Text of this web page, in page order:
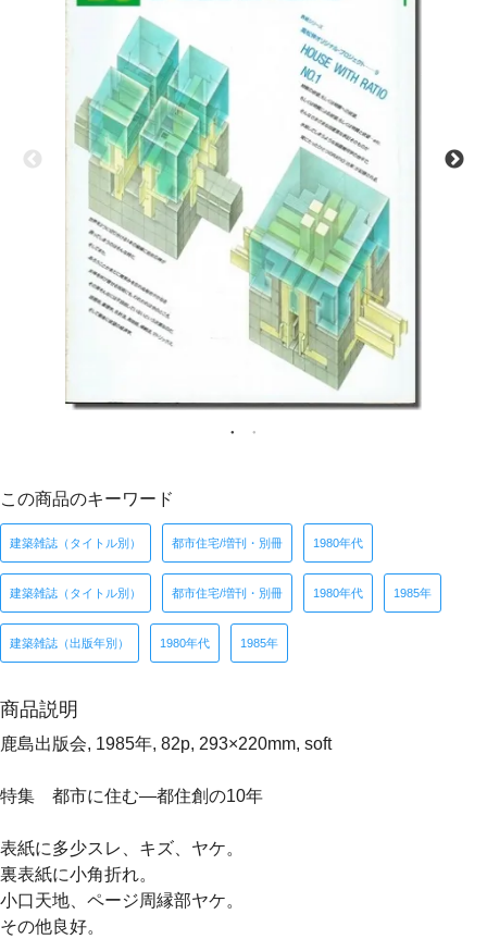
この商品のキーワード
建築雑誌（タイトル別） 都市住宅/増刊・別冊 1980年代
建築雑誌（タイトル別） 都市住宅/増刊・別冊 1980年代 1985年
建築雑誌（出版年別） 1980年代 1985年
商品説明
鹿島出版会, 1985年, 82p, 293×220mm, soft
特集 都市に住む―都住創の10年
表紙に多少スレ、キズ、ヤケ。
裏表紙に小角折れ。
小口天地、ページ周縁部ヤケ。
その他良好。